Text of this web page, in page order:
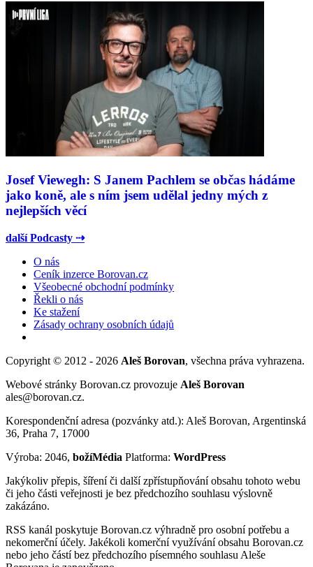
Josef Viewegh: S Janem Pachlem se občas hádáme
jako koně, ale s ním jsem udělal jedny mých z
nejlepších věcí
další Podcasty ⇢
O nás
Ceník inzerce Borovan.cz
Všeobecné obchodní podmínky
Řekli o nás
Ke stažení
Zásady ochrany osobních údajů
Copyright © 2012 - 2026 Aleš Borovan, všechna práva vyhrazena.
Webové stránky Borovan.cz provozuje Aleš Borovan
ales@borovan.cz.
Korespondenční adresa (pozvánky atd.): Aleš Borovan, Argentinská
36, Praha 7, 17000
Výroba: 2046, božíMédia Platforma: WordPress
Jakýkoliv přepis, šíření či další zpřístupňování obsahu tohoto webu
či jeho části veřejnosti je bez předchozího souhlasu výslovně
zakázáno.
RSS kanál poskytuje Borovan.cz výhradně pro osobní potřebu a
nekomerční účely. Jakékoli komerční využívání obsahu Borovan.cz
nebo jeho částí bez předchozího písemného souhlasu Aleše